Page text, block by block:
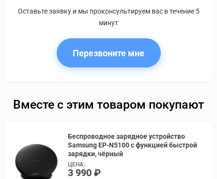
Оставьте заявку и мы проконсультируем вас в течение 5
минут
Перезвоните мне
Вместе с этим товаром покупают
Беспроводное зарядное устройство
Samsung EP-N5100 с функцией быстрой
зарядки, чёрный
ЦЕНА:
3 990 ₽